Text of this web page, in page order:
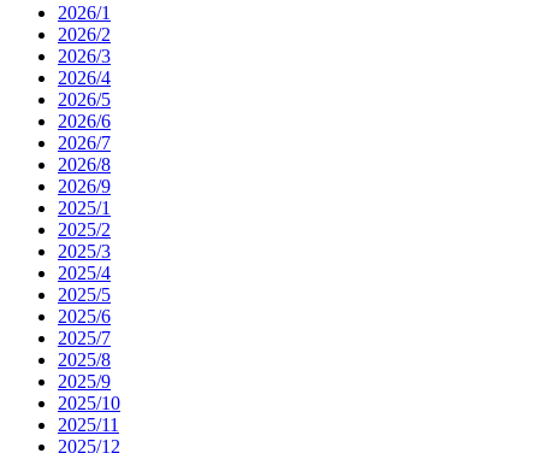
2026/1
2026/2
2026/3
2026/4
2026/5
2026/6
2026/7
2026/8
2026/9
2025/1
2025/2
2025/3
2025/4
2025/5
2025/6
2025/7
2025/8
2025/9
2025/10
2025/11
2025/12